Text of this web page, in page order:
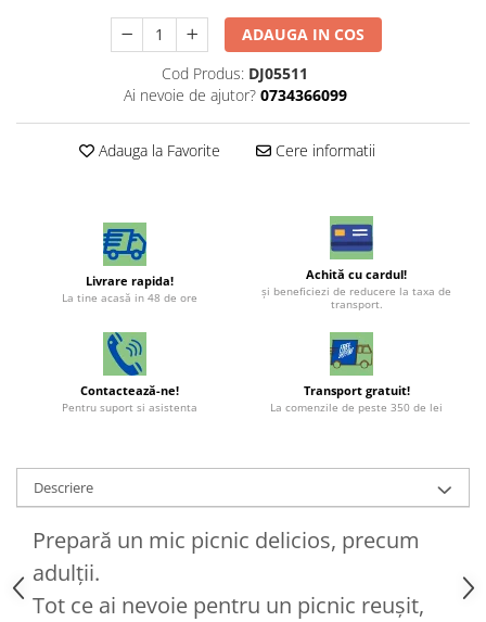
ADAUGA IN COS
Cod Produs: DJ05511
Ai nevoie de ajutor? 0734366099
Adauga la Favorite Cere informatii
Livrare rapida!
La tine acasă in 48 de ore
Achită cu cardul!
şi beneficiezi de reducere la taxa de
transport.
Contactează-ne!
Pentru suport si asistenta
Transport gratuit!
La comenzile de peste 350 de lei
Descriere
Prepară un mic picnic delicios, precum
adulții.
Tot ce ai nevoie pentru un picnic reușit,